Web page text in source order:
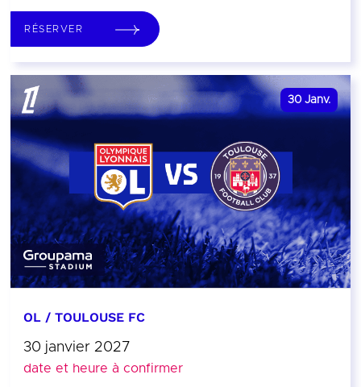
RÉSERVER
30 Janv.
OL / TOULOUSE FC
30 janvier 2027
date et heure à confirmer